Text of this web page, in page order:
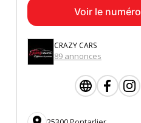
Voir le numéro
CRAZY CARS
89 annonces